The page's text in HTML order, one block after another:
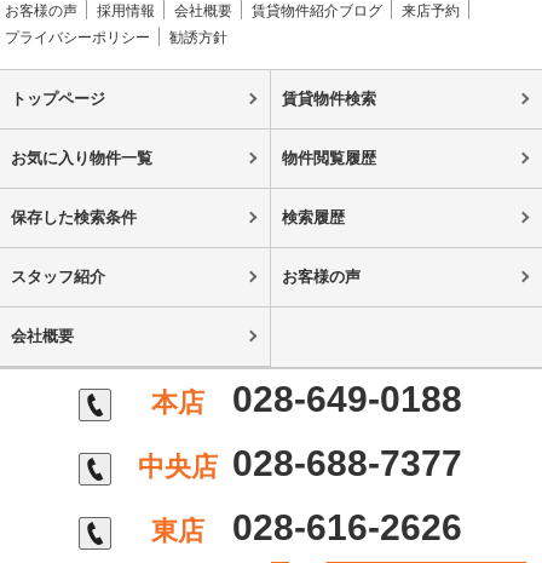
お客様の声
採用情報 会社概要 賃貸物件紹介ブログ
来店予約
プライバシーポリシー
勧誘方針
トップページ 賃貸物件検索
お気に入り物件一覧 物件閲覧履歴
保存した検索条件 検索履歴
スタッフ紹介 お客様の声
会社概要
本店 028-649-0188
中央店 028-688-7377
東店 028-616-2626